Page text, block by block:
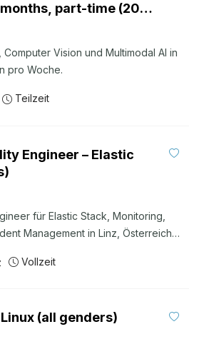
part-time (20
Computer Vision und Multimodal AI in
pro Woche.
Teilzeit
Engineer – Elastic
für Elastic Stack, Monitoring,
Management in Linz, Österreich
Vollzeit
(all genders)